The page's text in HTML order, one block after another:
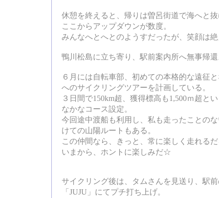
休憩を終えると、帰りは曽呂街道で海へと
ここからアップダウンが数度。
みんなへとへとのようすだったが、笑顔は
鴨川松島に立ち寄り、駅前案内所へ無事帰
６月には自転車部、初めての本格的な遠征
へのサイクリングツアーを計画している。
３日間で150km超、獲得標高も1,500ｍ超と
なかなコース設定。
今回途中渡船も利用し、私も走ったことの
けての山陽ルートもある。
この仲間なら、きっと、常に楽しく走れる
いまから、ホントに楽しみだ☆
サイクリング後は、タムさんを見送り、駅
「JUJU」にてプチ打ち上げ。